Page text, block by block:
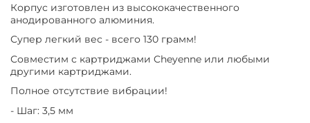
Корпус изготовлен из высококачественного
анодированного алюминия.
Супер легкий вес - всего 130 грамм!
Совместим с картриджами Cheyenne или любыми
другими картриджами.
Полное отсутствие вибрации!
- Шаг: 3,5 мм